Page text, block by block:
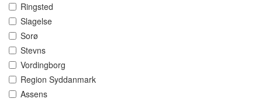
Ringsted
Slagelse
Sorø
Stevns
Vordingborg
Region Syddanmark
Assens